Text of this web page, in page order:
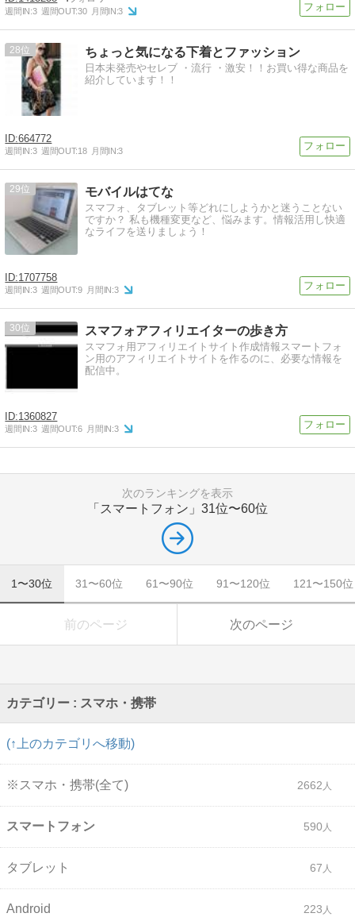
週間IN:3 週間OUT:30 月間IN:3
28 ちょっと気になる下着とファッション
日本未発売やセレブ ・流行 ・激安！！お買い得な商品を
紹介しています！！
664772
週間IN:3 週間OUT:18 月間IN:3
29 モバイルはてな
スマフォ、タブレット等どれにしようかと迷うことない
ですか？ 私も機種変更など、悩みます。情報活用し快適
なライフを送りましょう！
1707758
週間IN:3 週間OUT:9 月間IN:3
30 スマフォアフィリエイターの歩き方
スマフォ用アフィリエイトサイト作成情報スマートフォ
ン用のアフィリエイトサイトを作るのに、必要な情報を
配信中。
1360827
週間IN:3 週間OUT:6 月間IN:3
次のランキングを表示
「スマートフォン」 31位〜60位
1〜30位 31〜60位 61〜90位 91〜120位 121〜150位
前のページ 次のページ
カテゴリー : スマホ・携帯
(↑上のカテゴリへ移動)
※スマホ・携帯(全て) 2662
スマートフォン 590
タブレット 67
Android 223